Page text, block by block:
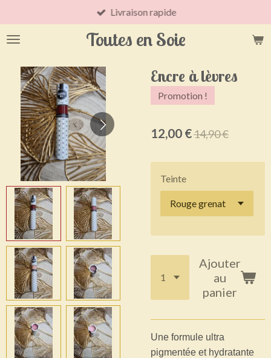
au
contenu
Toutes en Soie
Livraison rapide
Encre à lèvres
Promotion !
12,00 €14,90 €
Teinte
Ajouter
au
panier
Une formule ultra
pigmentée et hydratante